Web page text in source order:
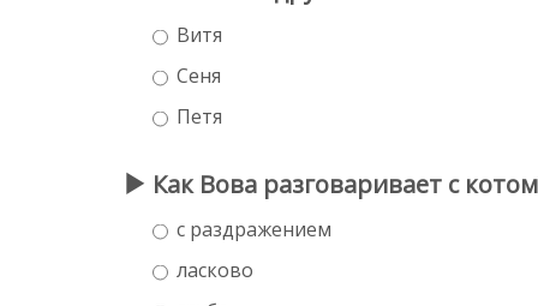
Витя
Сеня
Петя
Как Вова разговаривает с
с раздражением
ласково